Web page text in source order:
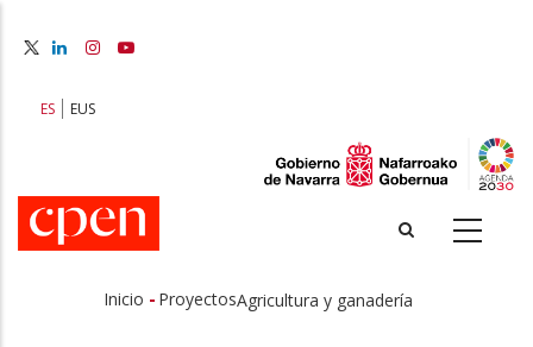
principal
ES EUS
Inicio - ProyectosAgricultura y ganadería